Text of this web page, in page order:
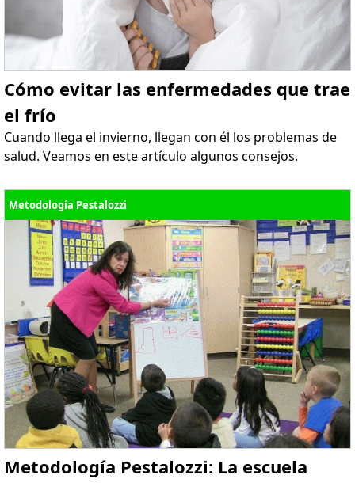
Cómo evitar las enfermedades que trae
el frío
Cuando llega el invierno, llegan con él los problemas de
salud. Veamos en este artículo algunos consejos.
Metodología Pestalozzi
Metodología Pestalozzi: La escuela